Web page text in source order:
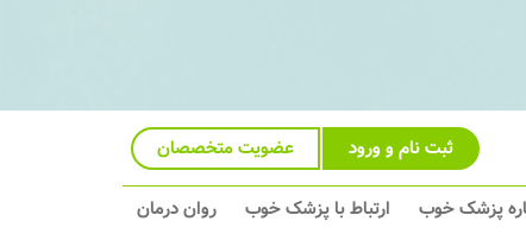
ثبت نام و ورود عضویت متخصصان
پزشک خوب ارتباط با پزشک خوب روان درمان